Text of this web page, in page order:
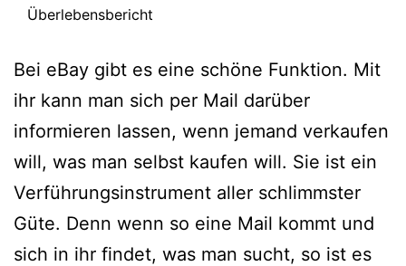
Überlebensbericht
Bei eBay gibt es eine schöne Funktion. Mit
ihr kann man sich per Mail darüber
informieren lassen, wenn jemand verkaufen
will, was man selbst kaufen will. Sie ist ein
Verführungsinstrument aller schlimmster
Güte. Denn wenn so eine Mail kommt und
sich in ihr findet, was man sucht, so ist es